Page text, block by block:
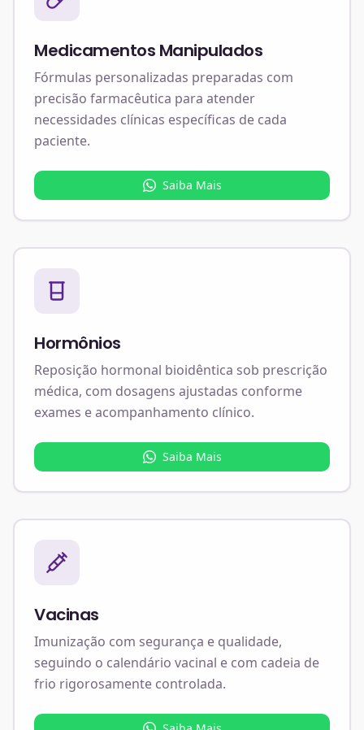
Medicamentos Manipulados
Fórmulas personalizadas preparadas com
precisão farmacêutica para atender
necessidades clínicas específicas de cada
paciente.
Saiba Mais
Hormônios
Reposição hormonal bioidêntica sob prescrição
médica, com dosagens ajustadas conforme
exames e acompanhamento clínico.
Saiba Mais
Vacinas
Imunização com segurança e qualidade,
seguindo o calendário vacinal e com cadeia de
frio rigorosamente controlada.